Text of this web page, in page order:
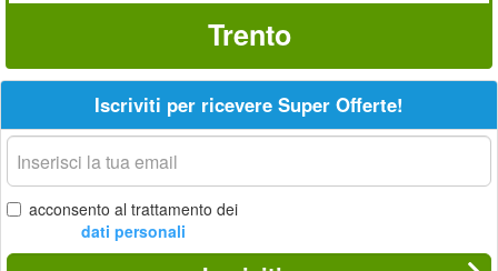
Trento
Iscriviti per ricevere Super Offerte!
La
tua
email
acconsento al trattamento dei
dati personali